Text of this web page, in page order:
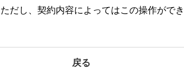
ただし、契約内容によってはこの操作がで
戻る